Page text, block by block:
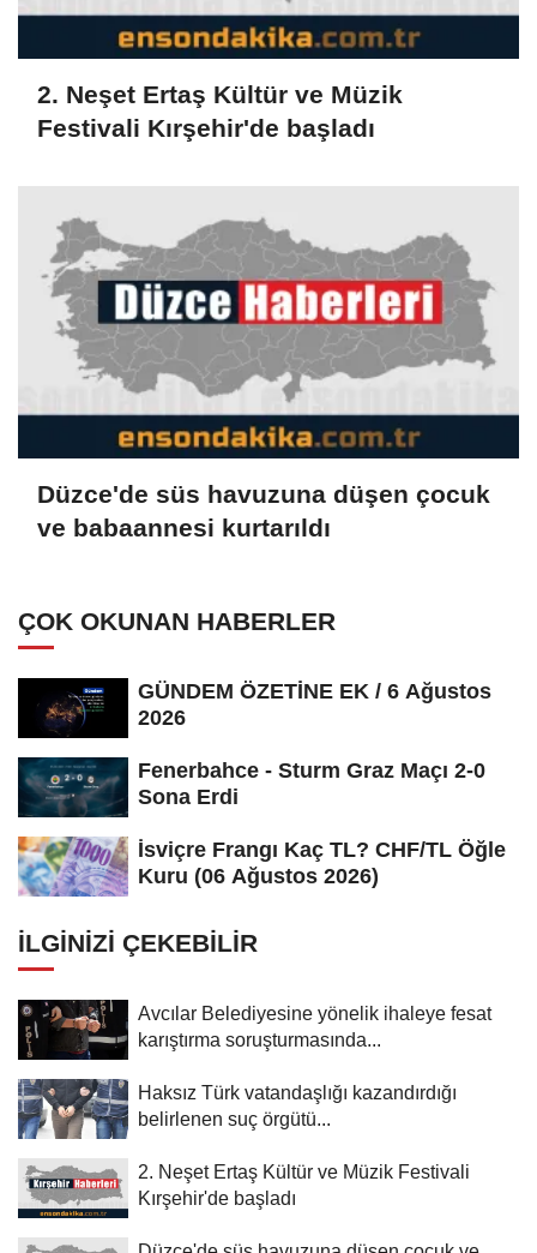
2. Neşet Ertaş Kültür ve Müzik
Festivali Kırşehir'de başladı
Düzce'de süs havuzuna düşen çocuk
ve babaannesi kurtarıldı
ÇOK OKUNAN HABERLER
GÜNDEM ÖZETİNE EK / 6 Ağustos
2026
Fenerbahce - Sturm Graz Maçı 2-0
Sona Erdi
İsviçre Frangı Kaç TL? CHF/TL Öğle
Kuru (06 Ağustos 2026)
İLGINIZI ÇEKEBILIR
Avcılar Belediyesine yönelik ihaleye fesat
karıştırma soruşturmasında...
Haksız Türk vatandaşlığı kazandırdığı
belirlenen suç örgütü...
2. Neşet Ertaş Kültür ve Müzik Festivali
Kırşehir'de başladı